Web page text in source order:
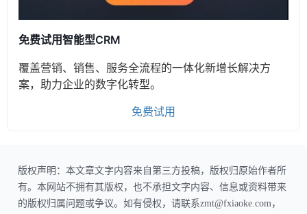
免费试用智能型CRM
覆盖营销、销售、服务全流程的一体化新增长解决方
案，助力企业的数字化转型。
免费试用
版权声明：本文章文字内容来自第三方投稿，版权归原始作者所
有。本网站不拥有其版权，也不承担文字内容、信息或资料带来
的版权归属问题或争议。如有侵权，请联系zmt@fxiaoke.com，